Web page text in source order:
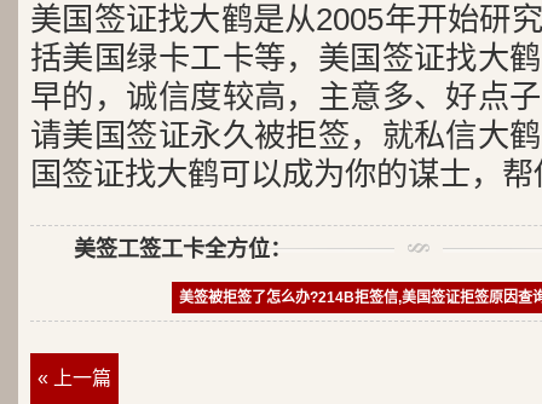
美国签证找大鹤是从2005年开始研
括美国绿卡工卡等，美国签证找大
早的，诚信度较高，主意多、好点
请美国签证永久被拒签，就私信大
国签证找大鹤可以成为你的谋士，
美签工签工卡全方位：
美签被拒签了怎么办?214B拒签信,美国签证拒签原因查
« 上一篇